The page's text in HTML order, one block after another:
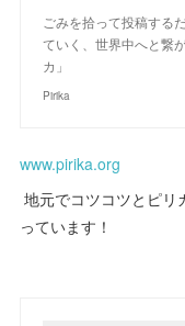
ごみを拾って投稿する
ていく、世界中へと繋
カ」
Pirika
www.pirika.org
地元でコツコツとピリ
っています！